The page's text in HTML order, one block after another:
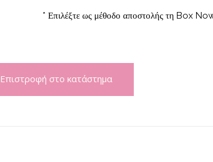
* Επιλέξτε ως μέθοδο αποστολής τη Box
Επιστροφή στο κατάστημα